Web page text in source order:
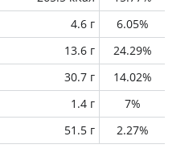
4.6 г
6.05%
13.6 г
24.29%
30.7 г
14.02%
1.4 г
7%
51.5 г 2.27%